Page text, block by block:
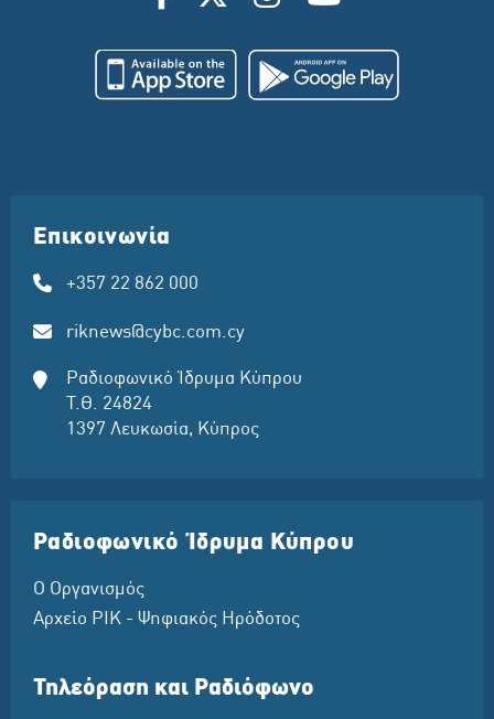
Επικοινωνία
+357 22 862 000
riknews@cybc.com.cy
Ραδιοφωνικό Ίδρυμα Κύπρου
Τ.Θ. 24824
1397 Λευκωσία, Κύπρος
Ραδιοφωνικό Ίδρυμα Κύπρου
Ο Οργανισμός
Αρχείο ΡΙΚ - Ψηφιακός Ηρόδοτος
Τηλεόραση και Ραδιόφωνο